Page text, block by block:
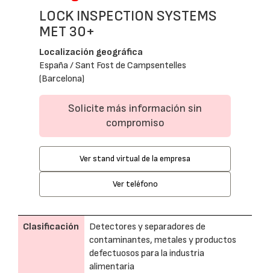
LOCK INSPECTION SYSTEMS
MET 30+
Localización geográfica
España / Sant Fost de Campsentelles
(Barcelona)
Solicite más información sin
compromiso
Ver stand virtual de la empresa
Ver teléfono
Clasificación
Detectores y separadores de
contaminantes, metales y productos
defectuosos para la industria
alimentaria